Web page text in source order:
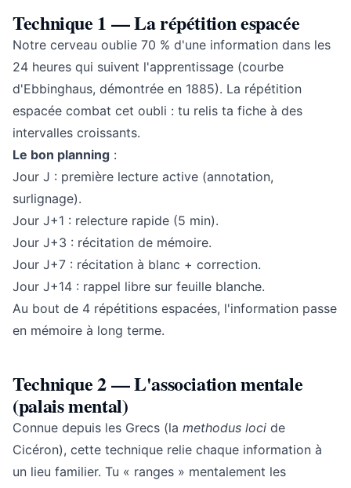
Technique 1 — La répétition espacée
Notre cerveau oublie 70 % d'une information dans les
24 heures qui suivent l'apprentissage (courbe
d'Ebbinghaus, démontrée en 1885). La répétition
espacée combat cet oubli : tu relis ta fiche à des
intervalles croissants.
Le bon planning :
Jour J : première lecture active (annotation,
surlignage).
Jour J+1 : relecture rapide (5 min).
Jour J+3 : récitation de mémoire.
Jour J+7 : récitation à blanc + correction.
Jour J+14 : rappel libre sur feuille blanche.
Au bout de 4 répétitions espacées, l'information passe
en mémoire à long terme.
Technique 2 — L'association mentale
(palais mental)
Connue depuis les Grecs (la methodus loci de
Cicéron), cette technique relie chaque information à
un lieu familier. Tu « ranges » mentalement les